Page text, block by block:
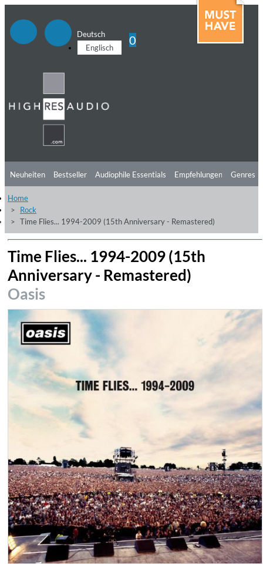
Deutsch
Englisch
0
Neuheiten Bestseller Audiophile Essentials Empfehlungen
Hörtipps
Videos
Genres
Home
Rock
Time Flies... 1994-2009 (15th Anniversary - Remastered)
Time Flies... 1994-2009 (15th
Anniversary - Remastered)
Oasis